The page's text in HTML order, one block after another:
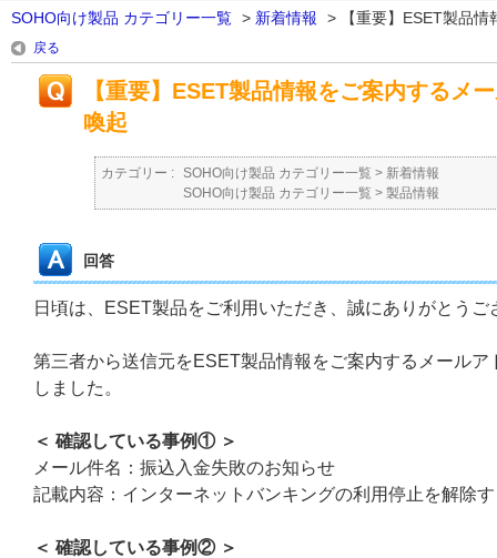
SOHO向け製品 カテゴリー一覧 > 新着情報 > 【重要】ESET製品
戻る
【重要】ESET製品情報をご案内するメ
喚起
カテゴリー : SOHO向け製品 カテゴリー一覧 > 新着情報
SOHO向け製品 カテゴリー一覧 > 製品情報
回答
日頃は、ESET製品をご利用いただき、誠にありがとうご
第三者から送信元をESET製品情報をご案内するメール
しました。
＜ 確認している事例① ＞
メール件名：振込入金失敗のお知らせ
記載内容：インターネットバンキングの利用停止を解除
＜ 確認している事例② ＞